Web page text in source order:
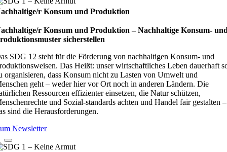
r Konsum und Produktion
r Konsum und Produktion – Nach­hal­tige Kon­sum-
sicher­stel­len
SDG 12 steht für die Förderung von nachhaltigen Konsum- und
Das Heißt: unser wirtschaftliches Leben dauerhaft
organisieren, dass Konsum nicht zu Lasten von Umwelt und
geht – weder hier vor Ort noch in anderen Ländern. Die
Ressourcen effizienter einsetzen, die Natur schützen,
und Sozial-standards achten und Handel fair gestalten –
sind die Herausforderungen.
Newsletter